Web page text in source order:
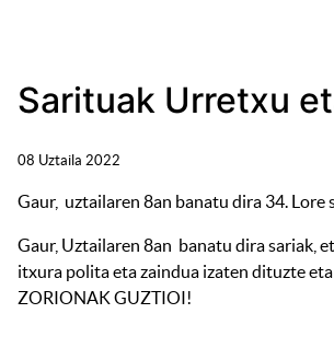
Sarituak Urretxu
08 Uztaila 2022
Gaur, uztailaren 8an banatu dira 34.
Gaur, Uztailaren 8an banatu dira sariak,
itxura polita eta zaindua izaten dituzte
ZORIONAK GUZTIOI!